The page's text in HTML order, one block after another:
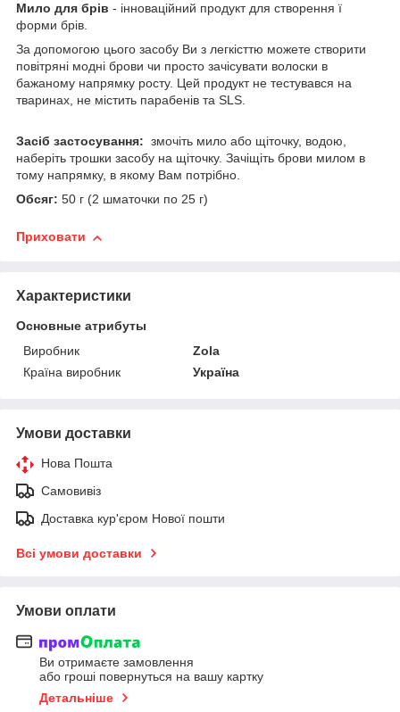
Мило для брів - інноваційний продукт для створення ї
форми брів.
За допомогою цього засобу Ви з легкісттю можете створити
повітряні модні брови чи просто зачісувати волоски в
бажаному напрямку росту. Цей продукт не тестувався на
тваринах, не містить парабенів та SLS.
Засіб застосування: змочіть мило або щіточку, водою,
наберіть трошки засобу на щіточку. Зачіщіть брови милом в
тому напрямку, в якому Вам потрібно.
Обсяг: 50 г (2 шматочки по 25 г)
Приховати
Характеристики
Основные атрибуты
Виробник
Zola
Країна виробник
Україна
Умови доставки
Нова Пошта
Самовивіз
Доставка кур'єром Нової пошти
Всі умови доставки
Умови оплати
Ви отримаєте замовлення
або гроші повернуться на вашу картку
Детальніше